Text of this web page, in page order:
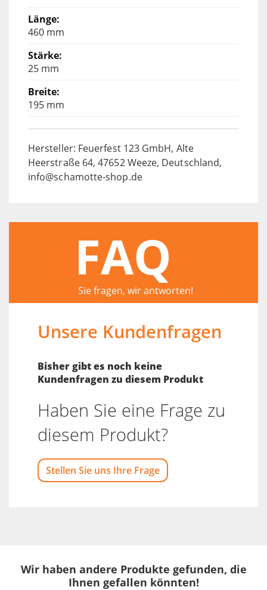
460 mm
25 mm
195 mm
Hersteller: Feuerfest 123 GmbH, Alte
Heerstraße 64, 47652 Weeze, Deutschland,
info@schamotte-shop.de
FAQ
Sie fragen, wir antworten!
Unsere Kundenfragen
Bisher gibt es noch keine
Kundenfragen zu diesem Produkt
Haben Sie eine Frage zu
diesem Produkt?
Stellen Sie uns Ihre Frage
Wir haben andere Produkte gefunden, die
Ihnen gefallen könnten!